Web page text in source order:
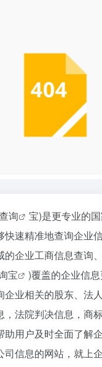
询
宝)是更专业的
快速精准地查询企业
企业工商信息查询
宝
)覆盖的企业信
企业相关的股东、法
，法院判决信息，商
助用户及时全面了解
信息的网站，就上企